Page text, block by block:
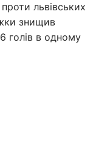
львівських
знищив
голів в одному